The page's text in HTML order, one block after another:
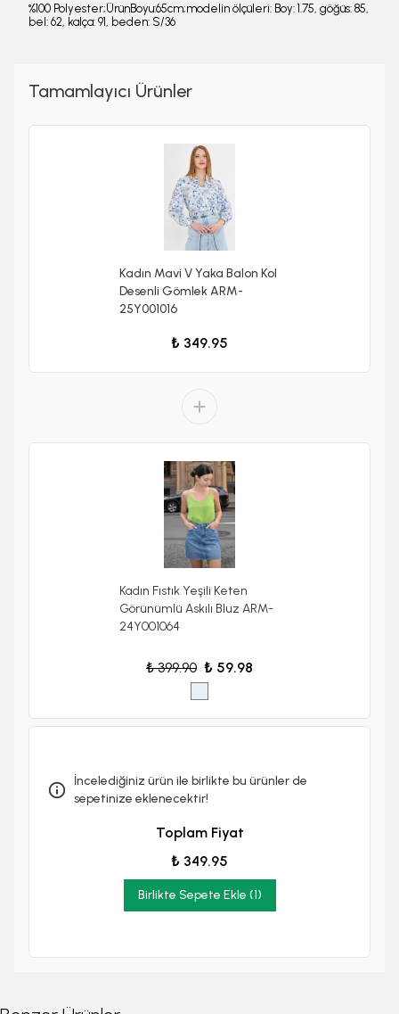
%100 Polyester;ÜrünBoyu:65cm;modelin ölçüleri: Boy: 1.75, göğüs: 85,
bel: 62, kalça: 91, beden: S/36
Tamamlayıcı Ürünler
Kadın Mavi V Yaka Balon Kol
Desenli Gömlek ARM-
25Y001016
₺ 349.95
Kadın Fıstık Yeşili Keten
Görünümlü Askılı Bluz ARM-
24Y001064
₺ 399.90 ₺ 59.98
İncelediğiniz ürün ile birlikte bu ürünler de
sepetinize eklenecektir!
Toplam Fiyat
₺ 349.95
Birlikte Sepete Ekle (1)